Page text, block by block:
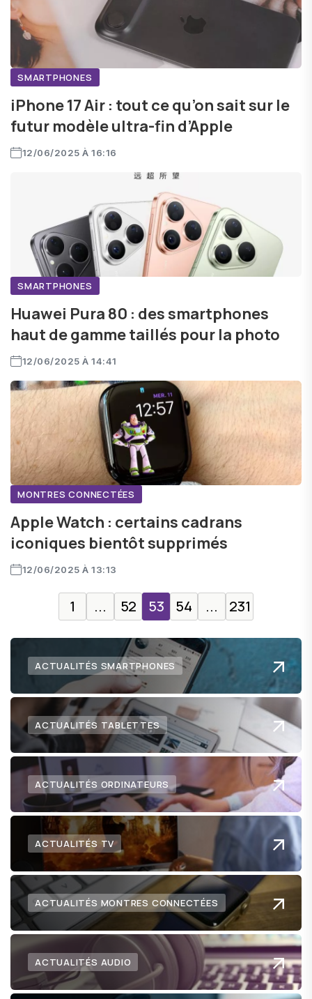
SMARTPHONES
iPhone 17 Air : tout ce qu’on sait sur le
futur modèle ultra-fin d’Apple
12/06/2025 À 16:16
SMARTPHONES
Huawei Pura 80 : des smartphones
haut de gamme taillés pour la photo
12/06/2025 À 14:41
MONTRES CONNECTÉES
Apple Watch : certains cadrans
iconiques bientôt supprimés
12/06/2025 À 13:13
1 ... 52 53 54 ... 231
ACTUALITÉS SMARTPHONES
ACTUALITÉS TABLETTES
ACTUALITÉS ORDINATEURS
ACTUALITÉS TV
ACTUALITÉS MONTRES CONNECTÉES
ACTUALITÉS AUDIO